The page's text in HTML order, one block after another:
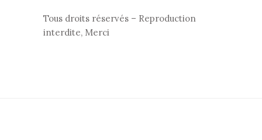
Tous droits réservés – Reproduction
interdite, Merci